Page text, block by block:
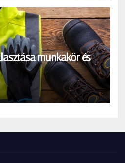
munkakör és